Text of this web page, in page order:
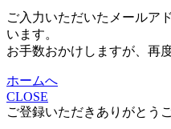
ご入力いただいたメールア
います。
お手数おかけしますが、再
ホームへ
CLOSE
ご登録いただきありがとう